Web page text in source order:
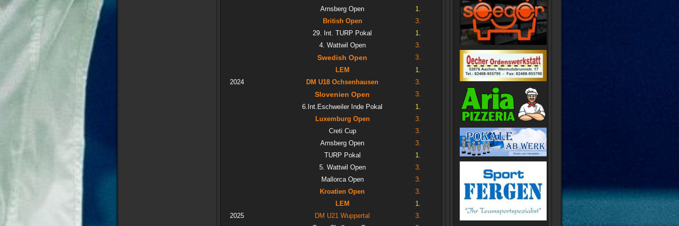
Arnsberg Open
1.
British Open
3.
29. Int. TURP Pokal
1.
4. Wattwil Open
3.
Swedish Open
3.
LEM
1.
2024
DM U18 Ochsenhausen 3.
Slovenien Open
3.
6.Int.Eschweiler Inde Pokal
1.
Luxemburg Open
3.
Creti Cup
3.
Arnsberg Open
3.
TURP Pokal
1.
5. Wattwil Open
3.
Mallorca Open
3.
Kroatien Open
3.
LEM
1.
2025
DM U21 Wuppertal
3.